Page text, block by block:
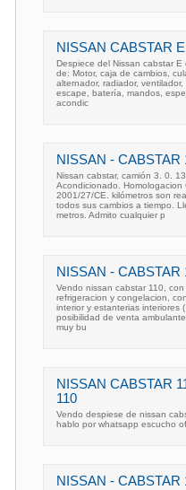
NISSAN CABSTAR
Despiece del Nissan cabstar
de: Motor, caja de cambios,
alternador, radiador,
escape, batería, mandos,
acondic
NISSAN - CABSTAR
Nissan cabstar, camión 3. 0.
Acondicionado. Homologacion
2001/27/CE. kilómetros son
todos sus cambios a tiempo.
metros. Admito cualquier p
NISSAN - CABSTAR
Vendo nissan cabstar 110,
refrigeracion y congelacion,
interior y estanterias interiores
posibilidad de venta
muy bu
NISSAN CABSTAR
110
Vendo despiese de nissan
hablo por whatsapp escucho
NISSAN - CABSTAR